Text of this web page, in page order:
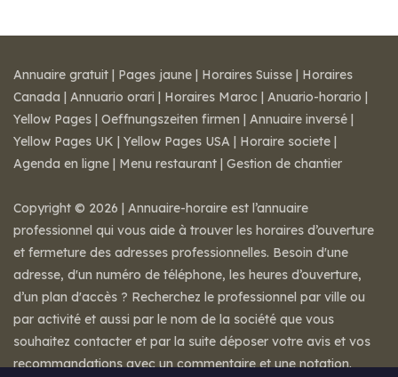
Annuaire gratuit | Pages jaune | Horaires Suisse | Horaires
Canada | Annuario orari | Horaires Maroc | Anuario-horario |
Yellow Pages | Oeffnungszeiten firmen | Annuaire inversé |
Yellow Pages UK | Yellow Pages USA | Horaire societe |
Agenda en ligne | Menu restaurant | Gestion de chantier
Copyright © 2026 | Annuaire-horaire est l’annuaire
professionnel qui vous aide à trouver les horaires d’ouverture
et fermeture des adresses professionnelles. Besoin d'une
adresse, d'un numéro de téléphone, les heures d’ouverture,
d’un plan d'accès ? Recherchez le professionnel par ville ou
par activité et aussi par le nom de la société que vous
souhaitez contacter et par la suite déposer votre avis et vos
recommandations avec un commentaire et une notation.